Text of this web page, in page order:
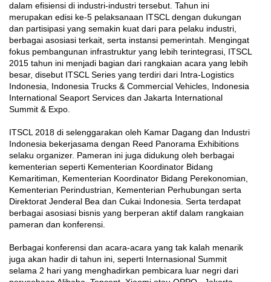
dalam efisiensi di industri-industri tersebut. Tahun ini
merupakan edisi ke-5 pelaksanaan ITSCL dengan dukungan
dan partisipasi yang semakin kuat dari para pelaku industri,
berbagai asosiasi terkait, serta instansi pemerintah. Mengingat
fokus pembangunan infrastruktur yang lebih terintegrasi, ITSCL
2015 tahun ini menjadi bagian dari rangkaian acara yang lebih
besar, disebut ITSCL Series yang terdiri dari Intra-Logistics
Indonesia, Indonesia Trucks & Commercial Vehicles, Indonesia
International Seaport Services dan Jakarta International
Summit & Expo.
ITSCL 2018 di selenggarakan oleh Kamar Dagang dan Industri
Indonesia bekerjasama dengan Reed Panorama Exhibitions
selaku organizer. Pameran ini juga didukung oleh berbagai
kementerian seperti Kementerian Koordinator Bidang
Kemaritiman, Kementerian Koordinator Bidang Perekonomian,
Kementerian Perindustrian, Kementerian Perhubungan serta
Direktorat Jenderal Bea dan Cukai Indonesia. Serta terdapat
berbagai asosiasi bisnis yang berperan aktif dalam rangkaian
pameran dan konferensi.
Berbagai konferensi dan acara-acara yang tak kalah menarik
juga akan hadir di tahun ini, seperti Internasional Summit
selama 2 hari yang menghadirkan pembicara luar negri dari